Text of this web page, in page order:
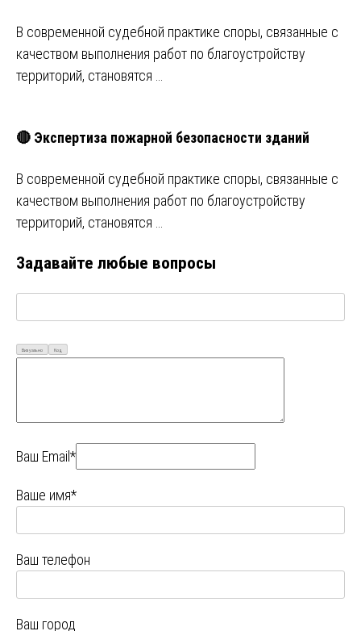
В современной судебной практике споры, связанные с
качеством выполнения работ по благоустройству
территорий, становятся …
🔴 Экспертиза пожарной безопасности зданий
В современной судебной практике споры, связанные с
качеством выполнения работ по благоустройству
территорий, становятся …
Задавайте любые вопросы
Визуально Код
Ваш Email*
Ваше имя*
Ваш телефон
Ваш город